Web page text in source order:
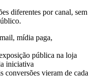
diferentes por canal, sem
mídia paga,
pública na loja
iniciativa
conversões vieram de cada